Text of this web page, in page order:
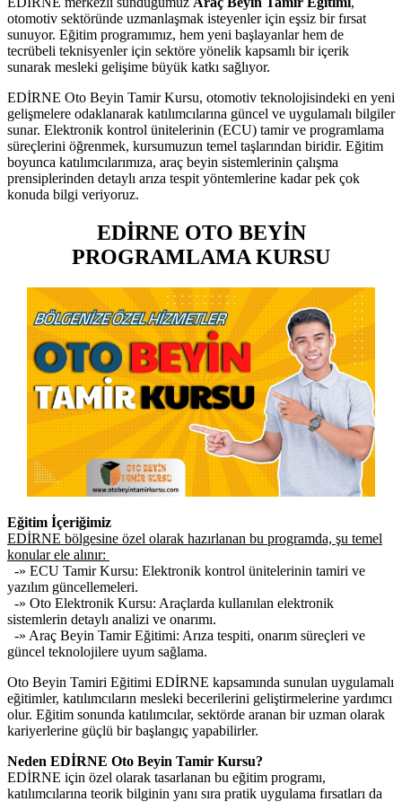
otomotiv sektöründe uzmanlaşmak isteyenler için eşsiz bir fırsat
sunuyor. Eğitim programımız, hem yeni başlayanlar hem de
tecrübeli teknisyenler için sektöre yönelik kapsamlı bir içerik
sunarak mesleki gelişime büyük katkı sağlıyor.
EDİRNE Oto Beyin Tamir Kursu, otomotiv teknolojisindeki en yeni
gelişmelere odaklanarak katılımcılarına güncel ve uygulamalı bilgiler
sunar. Elektronik kontrol ünitelerinin (ECU) tamir ve programlama
süreçlerini öğrenmek, kursumuzun temel taşlarından biridir. Eğitim
boyunca katılımcılarımıza, araç beyin sistemlerinin çalışma
prensiplerinden detaylı arıza tespit yöntemlerine kadar pek çok
konuda bilgi veriyoruz.
EDİRNE OTO BEYİN
PROGRAMLAMA KURSU
Eğitim İçeriğimiz
EDİRNE bölgesine özel olarak hazırlanan bu programda, şu temel
konular ele alınır:
-» ECU Tamir Kursu: Elektronik kontrol ünitelerinin tamiri ve
yazılım güncellemeleri.
-» Oto Elektronik Kursu: Araçlarda kullanılan elektronik
sistemlerin detaylı analizi ve onarımı.
-» Araç Beyin Tamir Eğitimi: Arıza tespiti, onarım süreçleri ve
güncel teknolojilere uyum sağlama.
Oto Beyin Tamiri Eğitimi EDİRNE kapsamında sunulan uygulamalı
eğitimler, katılımcıların mesleki becerilerini geliştirmelerine yardımcı
olur. Eğitim sonunda katılımcılar, sektörde aranan bir uzman olarak
kariyerlerine güçlü bir başlangıç yapabilirler.
Neden EDİRNE Oto Beyin Tamir Kursu?
EDİRNE için özel olarak tasarlanan bu eğitim programı,
katılımcılarına teorik bilginin yanı sıra pratik uygulama fırsatları da